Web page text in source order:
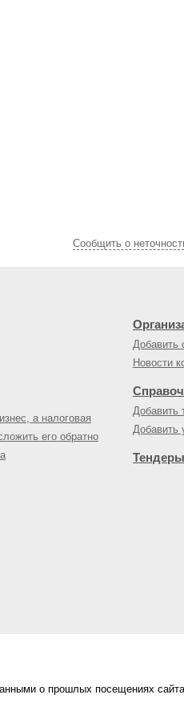
о прошлых посещениях
Cообщить о
а налоговая
его обратно
Добавить
Новости
Добавить
Добавить
Тендеры